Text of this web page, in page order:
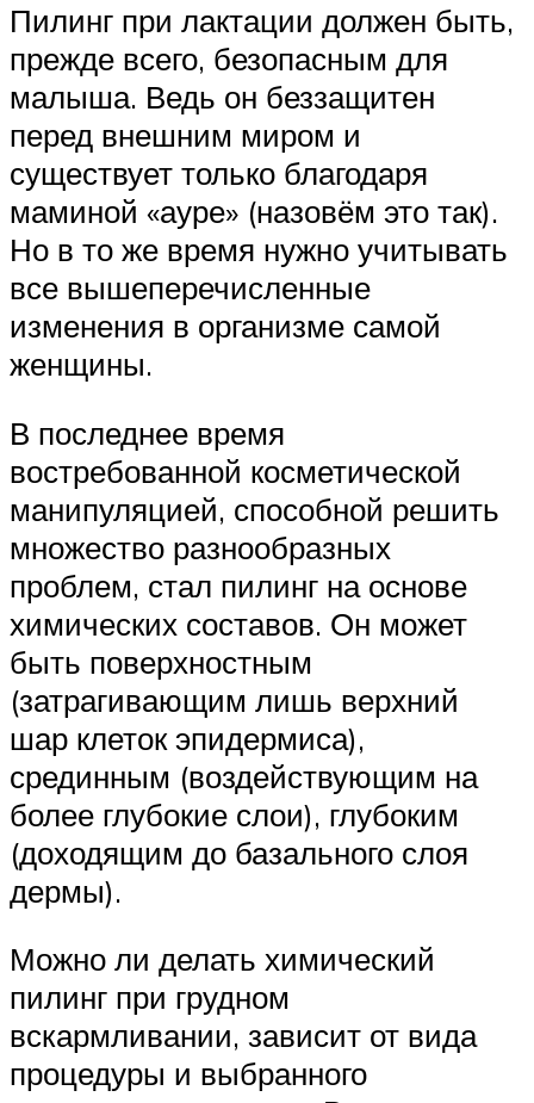
Пилинг при лактации должен быть,
прежде всего, безопасным для
малыша. Ведь он беззащитен
перед внешним миром и
существует только благодаря
маминой «ауре» (назовём это так).
Но в то же время нужно учитывать
все вышеперечисленные
изменения в организме самой
женщины.
В последнее время
востребованной косметической
манипуляцией, способной решить
множество разнообразных
проблем, стал пилинг на основе
химических составов. Он может
быть поверхностным
(затрагивающим лишь верхний
шар клеток эпидермиса),
срединным (воздействующим на
более глубокие слои), глубоким
(доходящим до базального слоя
дермы).
Можно ли делать химический
пилинг при грудном
вскармливании, зависит от вида
процедуры и выбранного